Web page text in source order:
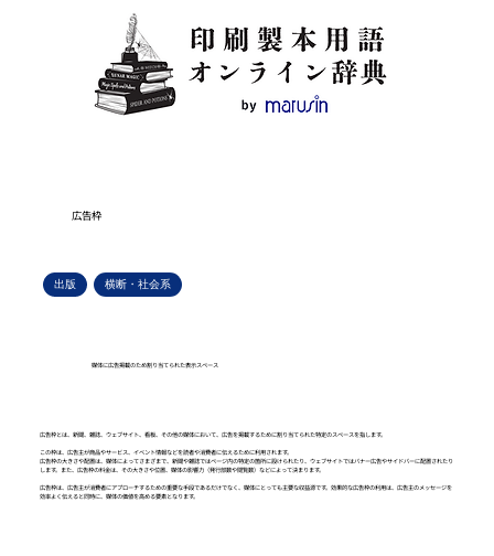
広告枠
出版 横断・社会系
媒体に広告掲載のため割り当てられた表示スペース
広告枠とは、新聞、雑誌、ウェブサイト、看板、その他の媒体において、広告を掲載するために割り当てられた特定のスペースを指します。
この枠は、広告主が商品やサービス、イベント情報などを読者や消費者に伝えるために利用されます。
広告枠の大きさや配置は、媒体によってさまざまで、新聞や雑誌ではページ内の特定の箇所に設けられたり、ウェブサイトではバナー広告やサイドバーに配置されたり
します。また、広告枠の料金は、その大きさや位置、媒体の影響力（発行部数や閲覧数）などによって決まります。
広告枠は、広告主が消費者にアプローチするための重要な手段であるだけでなく、媒体にとっても主要な収益源です。効果的な広告枠の利用は、広告主のメッセージを
効率よく伝えると同時に、媒体の価値を高める要素となります。